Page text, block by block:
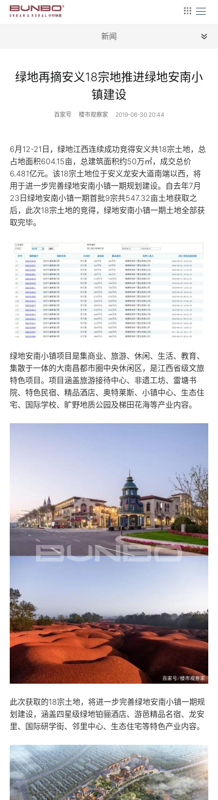
新闻
新闻
地理
产业
文艺
营销
文案
绿地再摘安义18宗地推进绿地安南小
镇建设
百家号 楼市观察家 2019-06-30 20:44
6月12-21日，绿地江西连续成功竞得安义共18宗土地，总
占地面积604.15亩，总建筑面积约50万㎡，成交总价
6.481亿元。该18宗土地位于安义龙安大道南端以西，将
用于进一步完善绿地安南小镇一期规划建设。自去年7月
23日绿地安南小镇一期首批9宗共547.32亩土地获取之
后，此次18宗土地的竞得，绿地安南小镇一期土地全部获
取完毕。
绿地安南小镇项目是集商业、旅游、休闲、生活、教育、
集散于一体的大南昌都市圈中央休闲区，是江西省级文旅
特色项目。项目涵盖旅游接待中心、非遗工坊、雷塘书
院、特色民宿、精品酒店、奥特莱斯、小镇中心、生态住
宅、国际学校、旷野地质公园及梯田花海等产业内容。
此次获取的18宗土地，将进一步完善绿地安南小镇一期规
划建设，涵盖四星级绿地铂骊酒店、游邑精品名宿、龙安
里、国际研学街、邻里中心、生态住宅等特色产业内容。